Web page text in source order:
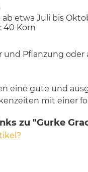
etwa Juli bis
40 Korn
Pflanzung oder
eine gute und
mit einer
zu "Gurke